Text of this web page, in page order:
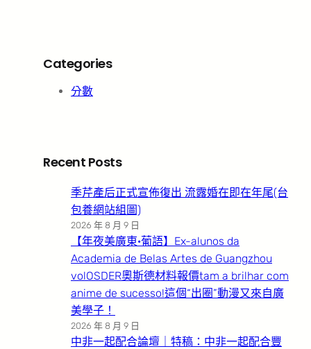
Categories
分數
Recent Posts
季芹產后正式宣佈復出 流露婚在即在年尾(台
包養網站組圖)
2026 年 8 月 9 日
【年夜美廣東·葡語】Ex-alunos da
Academia de Belas Artes de Guangzhou
volOSDER奧斯德材料報價tam a brilhar com
anime de sucesso!這個“出圈”動漫又來自廣
美學子！
2026 年 8 月 9 日
中非一起配合論壇｜特稿：中非一起配合豐